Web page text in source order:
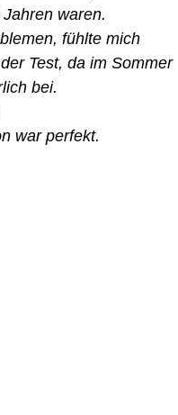
waren.
fühlte mich
Test, da im Sommer
bei.
war perfekt.